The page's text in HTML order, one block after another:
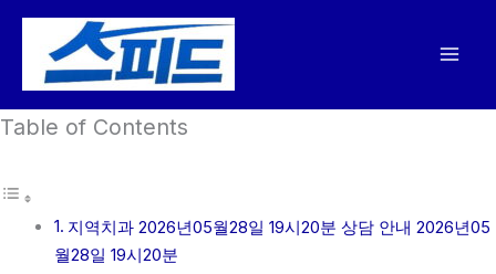
건
뛰
Table of Contents
지역치과 2026년05월28일 19시20분 상담 안내 2026년05
월28일 19시20분